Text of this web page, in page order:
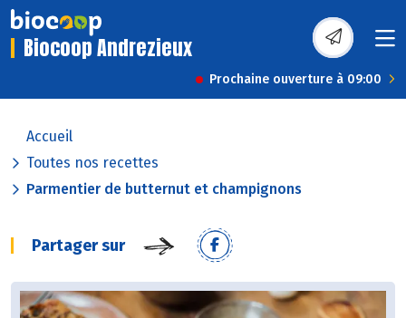
Biocoop Andrezieux
Prochaine ouverture à 09:00
Accueil
Toutes nos recettes
Parmentier de butternut et champignons
Partager sur